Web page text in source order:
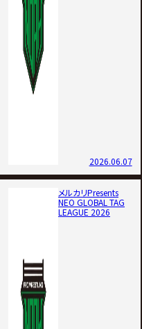
2026.06.07
メルカリPresents
NEO GLOBAL TAG
LEAGUE 2026